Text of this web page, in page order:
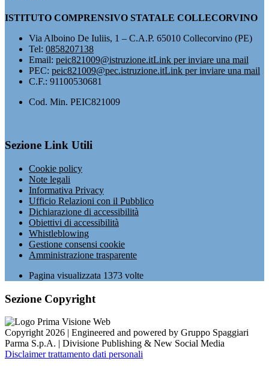
ISTITUTO COMPRENSIVO STATALE COLLECORVINO
Via Alboino De Iuliis, 1 – C.A.P. 65010 Collecorvino (PE)
Tel: 0858207138
Email: peic821009@istruzione.itLink per inviare una mail
PEC: peic821009@pec.istruzione.itLink per inviare una mail
C.F.: 91100530681
Cod. Min. PEIC821009
Sezione Link Utili
Cookie policy
Note legali
Informativa Privacy
Ufficio Relazioni con il Pubblico
Dichiarazione di accessibilità
Obiettivi di accessibilità
Whistleblowing
Gestione consensi cookie
Amministrazione trasparente
Pagina visualizzata 1373 volte
Sezione Copyright
Copyright 2026 | Engineered and powered by Gruppo Spaggiari
Parma S.p.A. | Divisione Publishing & New Social Media
Disclaimer trattamento dati personali